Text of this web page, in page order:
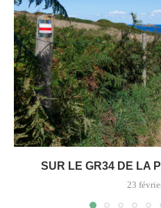
SUR LE GR34 DE LA
23